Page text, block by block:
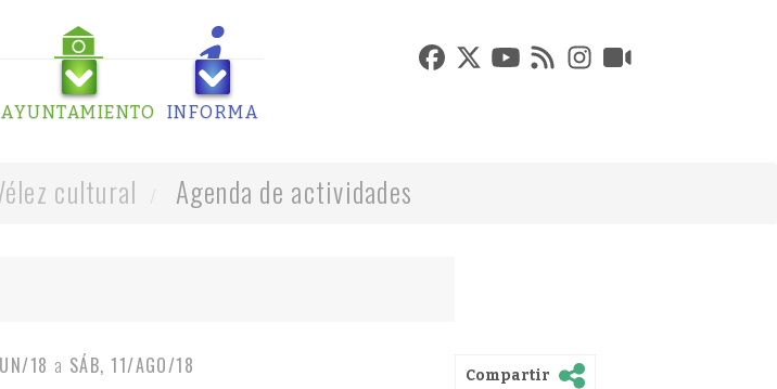
AYUNTAMIENTO INFORMA
cultural Agenda de actividades
18 a SÁB, 11/AGO/18 Compartir